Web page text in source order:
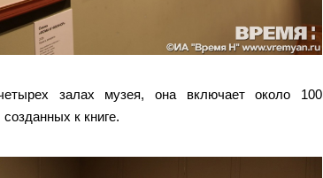
залах музея, она включает около 100
к книге.